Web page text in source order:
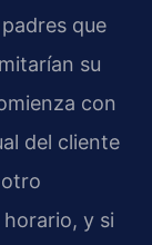
que
su
con
del cliente
y si